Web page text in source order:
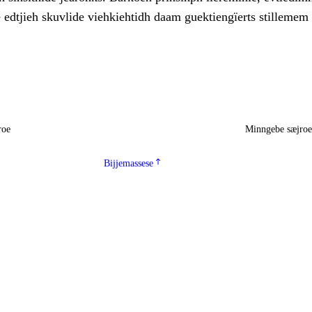
edtjieh skuvlide viehkiehtidh daam guektiengïerts stillemem
Minngebe sæjroe
Bijjemassese